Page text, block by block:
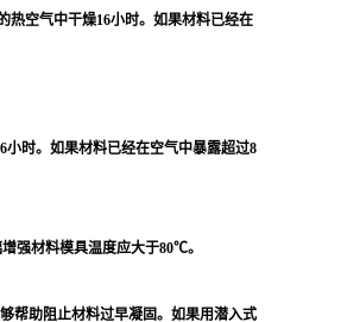
热空气中干燥16小时。如果材料已经在
时。如果材料已经在空气中暴露超过8
强材料模具温度应大于80℃。
帮助阻止材料过早凝固。如果用潜入式